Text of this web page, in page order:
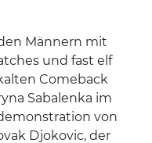
Männern mit
und fast elf
Comeback
Sabalenka im
von
Djokovic, der